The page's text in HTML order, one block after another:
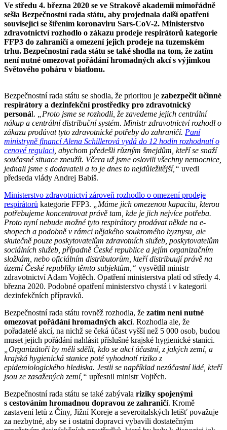
Ve středu 4. března 2020 se ve Strakově akademii mimořádně
sešla Bezpečnostní rada státu, aby projednala další opatření
související se šířením koronaviru Sars-CoV-2. Ministerstvo
zdravotnictví rozhodlo o zákazu prodeje respirátorů kategorie
FFP3 do zahraničí a omezení jejich prodeje na tuzemském
trhu. Bezpečnostní rada státu se také shodla na tom, že zatím
není nutné omezovat pořádání hromadných akcí s výjimkou
Světového poháru v biatlonu.
Bezpečnostní rada státu se shodla, že prioritou je zabezpečit účinné
respirátory a dezinfekční prostředky pro zdravotnický
personál.
„Proto jsme se rozhodli, že zavedeme jejich centrální
nákup a centrální distribuční systém. Ministr zdravotnictví rozhodl o
zákazu prodávat tyto zdravotnické potřeby do zahraničí. Paní
ministryně financí Alena Schillerová vydá do 12 hodin rozhodnutí o
cenové regulaci , abychom předešli různým šmejdům, kteří se snaží
současné situace zneužít. Včera už jsme oslovili všechny nemocnice,
jednali jsme s dodavateli a to je dnes to nejdůležitější,“ uvedl
předseda vlády Andrej Babiš.
Ministerstvo zdravotnictví zároveň rozhodlo o omezení prodeje
respirátorů kategorie FFP3.
„Máme jich omezenou kapacitu, kterou
potřebujeme koncentrovat právě tam, kde je jich nejvíce potřeba.
Proto nyní nebude možné tyto respirátory prodávat někde na e-
shopech a podobně v rámci nějakého soukromého byznysu, ale
skutečně pouze poskytovatelům zdravotních služeb, poskytovatelům
sociálních služeb, případně České republice a jejím organizačním
složkám, nebo oficiálním distributorům, kteří distribuují právě na
území České republiky těmto subjektům,“ vysvětlil ministr
zdravotnictví Adam Vojtěch. Opatření ministerstva platí od středy 4.
března 2020. Podobné opatření ministerstvo chystá i v kategorii
dezinfekčních přípravků.
Bezpečnostní rada státu rovněž rozhodla, že zatím není nutné
omezovat pořádání hromadných akcí. Rozhodla ale, že
pořadatelé akcí, na nichž se čeká účast vyšší než 5 000 osob, budou
muset jejich pořádání nahlásit příslušné krajské hygienické stanici.
„Organizátoři by měli sdělit, kdo se akcí účastní, z jakých zemí, a
krajská hygienická stanice poté vyhodnotí riziko z
epidemiologického hlediska. Jestli se například nezúčastní lidé, kteří
jsou ze zasažených zemí,“ upřesnil ministr Vojtěch.
Bezpečnostní rada státu se také zabývala riziky spojenými
s cestováním hromadnou dopravou ze zahraničí. Kromě
zastavení letů z Číny, Jižní Koreje a severoitalských letišť považuje
za nezbytné, aby se i ostatní dopravci vybavili dostatečným